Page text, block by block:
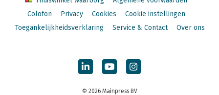
Colofon
Privacy Cookies
Cookie instellingen
Toegankelijkheidsverklaring
Service & Contact Over ons
© 2026 Mainpress BV